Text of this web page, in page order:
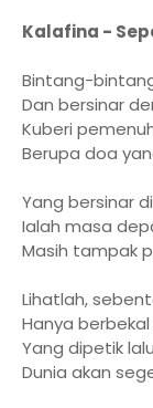
Kalafina -
Bintang-
Dan bersinar
Kuberi
Berupa doa
Yang bersinar
Ialah masa
Masih tampak
Lihatlah,
Hanya
Yang dipetik
Dunia akan